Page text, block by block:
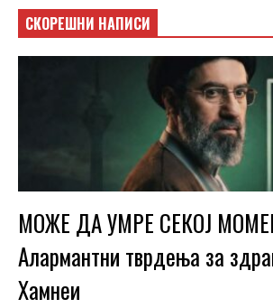
СКОРЕШНИ НАПИСИ
МОЖЕ ДА УМРЕ СЕКОЈ
Алармантни тврдења за
Хамнеи